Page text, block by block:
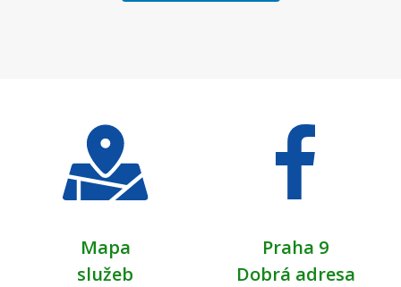
Mapa
služeb
Praha 9
Dobrá adresa